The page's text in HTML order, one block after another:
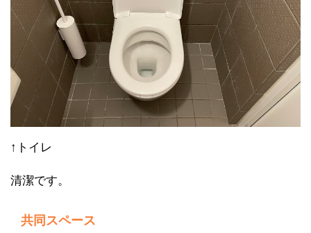
↑トイレ
清潔です。
共同スペース